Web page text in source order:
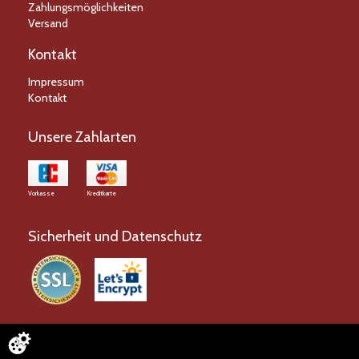
Zahlungsmöglichkeiten
Versand
Kontakt
Impressum
Kontakt
Unsere Zahlarten
Vorkasse Kreditkarte
Sicherheit und Datenschutz